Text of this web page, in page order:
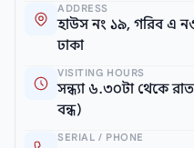
ADDRESS
হাউস নং ১৯, গরিব এ
ঢাকা
VISITING HOURS
সন্ধ্যা ৬.৩০টা থেকে
বন্ধ)
SERIAL / PHONE